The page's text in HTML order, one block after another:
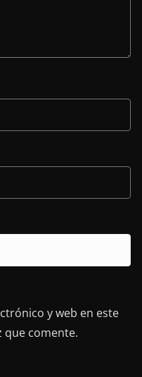
y web en este
que comente.